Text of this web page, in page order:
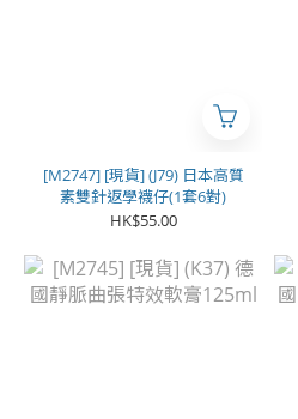
[M2747] [現貨] (J79) 日本高質
素雙針返學襪仔(1套6對)
HK$55.00